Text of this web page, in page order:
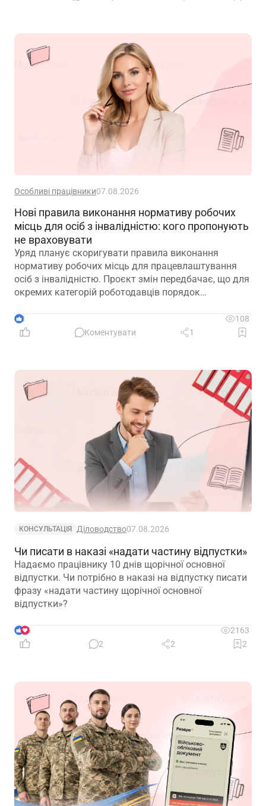
Особливі працівники07.08.2026
Нові правила виконання нормативу робочих
місць для осіб з інвалідністю: кого пропонують
не враховувати
Уряд планує скоригувати правила виконання
нормативу робочих місць для працевлаштування
осіб з інвалідністю. Проєкт змін передбачає, що для
окремих категорій роботодавців порядок
врахувати специфіку їхньої діяльності та усунути
практичні труднощі із виконанням законодавчих
3
108
Коментувати
1
КОНСУЛЬТАЦІЯ Діловодство07.08.2026
Чи писати в наказі «надати частину відпустки»
Надаємо працівнику 10 днів щорічної основної
відпустки. Чи потрібно в наказі на відпустку писати
фразу «надати частину щорічної основної
відпустки»?
5
2163
2
2 2